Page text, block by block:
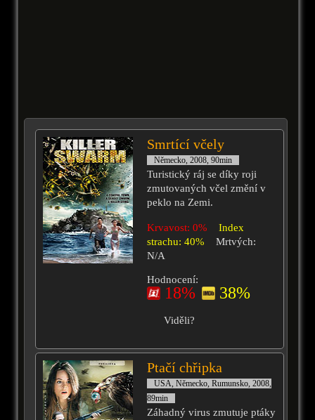
Smrtící včely
Německo, 2008, 90min
Turistický ráj se díky roji
zmutovaných včel změní v
peklo na Zemi.
Krvavost: 0%
Index
strachu: 40%
Mrtvých:
N/A
Hodnocení:
18% 38%
Viděli?
Ptačí chřipka
USA, Německo, Rumunsko, 2008,
89min
Záhadný virus zmutuje ptáky